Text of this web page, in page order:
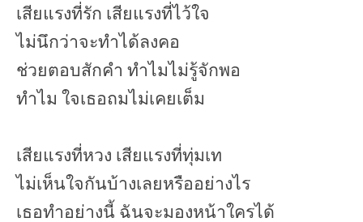
เสียแรงที่รัก เสียแรงที่ไว้ใจ
ไม่นึกว่าจะทำได้ลงคอ
ช่วยตอบสักคำ ทำไมไม่รู้จักพอ
ทำไม ใจเธอถมไม่เคยเต็ม
เสียแรงที่หวง เสียแรงที่ทุ่มเท
ไม่เห็นใจกันบ้างเลยหรืออย่างไร
เธอทำอย่างนี้ ฉันจะมองหน้าใครได้